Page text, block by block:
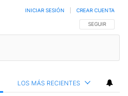
SIGA ESTA
SEGUIR
INICIAR SESIÓN CREAR CUENTA
LOS MÁS RECIENTES